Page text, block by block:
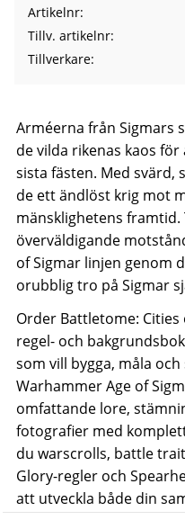
Artikelnr
Tillv. artikelnr
Tillverkare
Arméerna från Sigmars
de vilda rikenas kaos
sista fästen. Med
de ett ändlöst krig mot
mänsklighetens
överväldigande
of Sigmar linjen genom
orubblig tro på Sigmar
Order Battletome:
regel- och
som vill bygga, måla
Warhammer Age of
omfattande lore,
fotografier med
du warscrolls, battle
Glory-regler och
att utveckla både din